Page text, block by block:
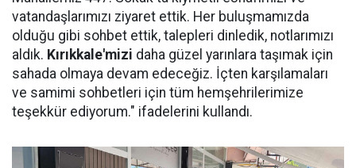
vatandaşlarımızı ziyaret ettik. Her buluşmamızda
olduğu gibi sohbet ettik, talepleri dinledik, notlarımızı
aldık. Kırıkkale'mizi daha güzel yarınlara taşımak için
sahada olmaya devam edeceğiz. İçten karşılamaları
ve samimi sohbetleri için tüm hemşehrilerimize
teşekkür ediyorum." ifadelerini kullandı.